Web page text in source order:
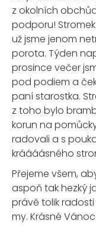
z okolních
podporu!
už jsme jenom
porota. Týden
prosince večer
pod podiem a
paní starostka.
z toho bylo
korun na
radovali a s
kráááásného
Přejeme všem,
aspoň tak hezký
právě tolik
my. Krásné